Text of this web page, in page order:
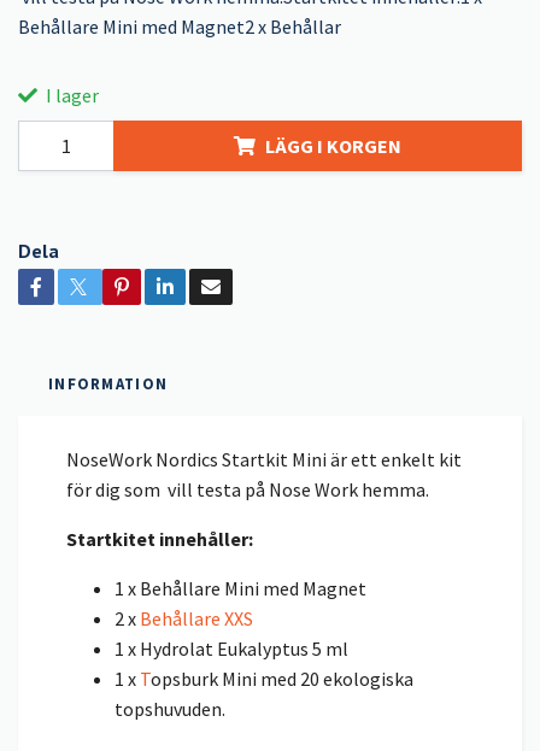
Behållare Mini med Magnet2 x Behållar
I lager
LÄGG I KORGEN
Dela
INFORMATION
NoseWork Nordics Startkit Mini är ett enkelt kit
för dig som vill testa på Nose Work hemma.
Startkitet innehåller:
1 x Behållare Mini med Magnet
2 x Behållare XXS
1 x Hydrolat Eukalyptus 5 ml
1 x Topsburk Mini med 20 ekologiska
topshuvuden.